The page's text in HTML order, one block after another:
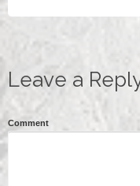
Leave a
Comment